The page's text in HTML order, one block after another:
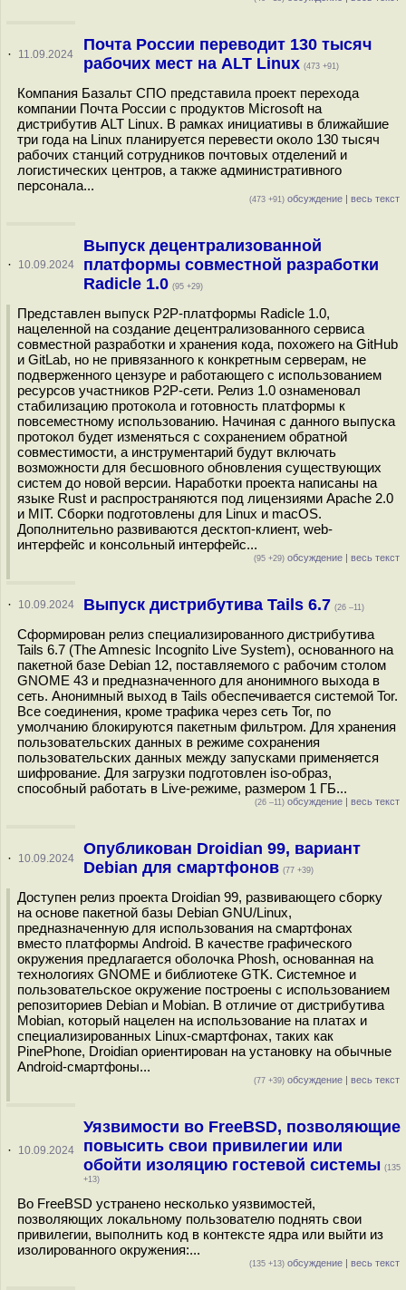
· 11.09.2024
Почта России переводит 130 тысяч
рабочих мест на ALT Linux (473 +91)
Компания Базальт СПО представила проект перехода
компании Почта России с продуктов Microsoft на
дистрибутив ALT Linux. В рамках инициативы в ближайшие
три года на Linux планируется перевести около 130 тысяч
рабочих станций сотрудников почтовых отделений и
логистических центров, а также административного
персонала...
(473 +91) обсуждение | весь текст
· 10.09.2024
Выпуск децентрализованной
платформы совместной разработки
Radicle 1.0 (95 +29)
Представлен выпуск P2P-платформы Radicle 1.0,
нацеленной на создание децентрализованного сервиса
совместной разработки и хранения кода, похожего на GitHub
и GitLab, но не привязанного к конкретным серверам, не
подверженного цензуре и работающего с использованием
ресурсов участников P2P-сети. Релиз 1.0 ознаменовал
стабилизацию протокола и готовность платформы к
повсеместному использованию. Начиная с данного выпуска
протокол будет изменяться с сохранением обратной
совместимости, а инструментарий будут включать
возможности для бесшовного обновления существующих
систем до новой версии. Наработки проекта написаны на
языке Rust и распространяются под лицензиями Apache 2.0
и MIT. Сборки подготовлены для Linux и macOS.
Дополнительно развиваются десктоп-клиент, web-
интерфейс и консольный интерфейс...
(95 +29) обсуждение | весь текст
· 10.09.2024 Выпуск дистрибутива Tails 6.7 (26 –11)
Сформирован релиз специализированного дистрибутива
Tails 6.7 (The Amnesic Incognito Live System), основанного на
пакетной базе Debian 12, поставляемого с рабочим столом
GNOME 43 и предназначенного для анонимного выхода в
сеть. Анонимный выход в Tails обеспечивается системой Tor.
Все соединения, кроме трафика через сеть Tor, по
умолчанию блокируются пакетным фильтром. Для хранения
пользовательских данных в режиме сохранения
пользовательских данных между запусками применяется
шифрование. Для загрузки подготовлен iso-образ,
способный работать в Live-режиме, размером 1 ГБ...
(26 –11) обсуждение | весь текст
· 10.09.2024
Опубликован Droidian 99, вариант
Debian для смартфонов (77 +39)
Доступен релиз проекта Droidian 99, развивающего сборку
на основе пакетной базы Debian GNU/Linux,
предназначенную для использования на смартфонах
вместо платформы Android. В качестве графического
окружения предлагается оболочка Phosh, основанная на
технологиях GNOME и библиотеке GTK. Системное и
пользовательское окружение построены с использованием
репозиториев Debian и Mobian. В отличие от дистрибутива
Mobian, который нацелен на использование на платах и
специализированных Linux-смартфонах, таких как
PinePhone, Droidian ориентирован на установку на обычные
Android-смартфоны...
(77 +39) обсуждение | весь текст
· 10.09.2024
Уязвимости во FreeBSD, позволяющие
повысить свои привилегии или
обойти изоляцию гостевой системы (135
+13)
Во FreeBSD устранено несколько уязвимостей,
позволяющих локальному пользователю поднять свои
привилегии, выполнить код в контексте ядра или выйти из
изолированного окружения:...
(135 +13) обсуждение | весь текст